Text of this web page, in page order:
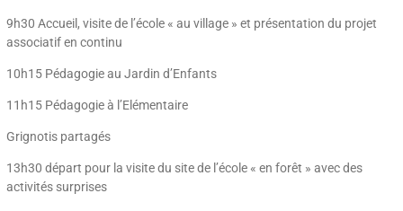
9h30 Accueil, visite de l’école « au village » et présentation du projet
associatif en continu
10h15 Pédagogie au Jardin d’Enfants
11h15 Pédagogie à l’Elémentaire
Grignotis partagés
13h30 départ pour la visite du site de l’école « en forêt » avec des
activités surprises